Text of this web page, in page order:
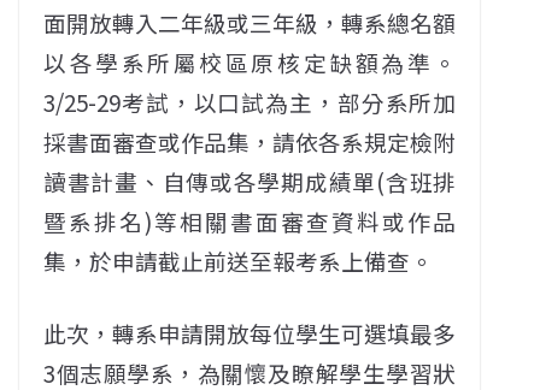
面開放轉入二年級或三年級，轉系總名額
以各學系所屬校區原核定缺額為準。
3/25-29考試，以口試為主，部分系所加
採書面審查或作品集，請依各系規定檢附
讀書計畫、自傳或各學期成績單(含班排
暨系排名)等相關書面審查資料或作品
集，於申請截止前送至報考系上備查。
此次，轉系申請開放每位學生可選填最多
3個志願學系，為關懷及瞭解學生學習狀